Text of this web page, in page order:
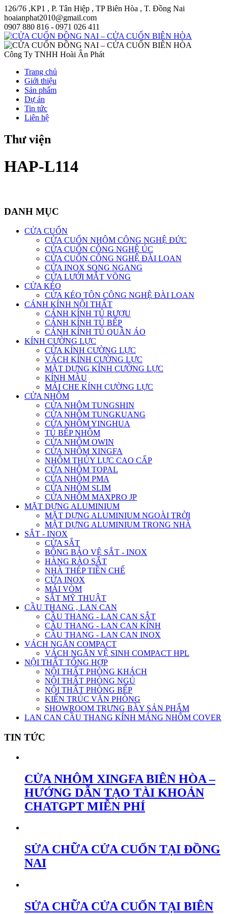
126/76 ,KP1 , P. Tân Hiệp , TP Biên Hòa , T. Đồng Nai
hoaianphat2010@gmail.com
0907 880 816 - 0971 026 411
Công Ty TNHH Hoài Ân Phát
Trang chủ
Giới thiệu
Sản phẩm
Dự án
Tin tức
Liên hệ
Thư viện
HAP-L114
DANH MỤC
CỬA CUỐN
CỬA CUỐN NHÔM CÔNG NGHỆ ĐỨC
CỬA CUỐN CÔNG NGHỆ ÚC
CỬA CUỐN CÔNG NGHỆ ĐÀI LOAN
CỬA INOX SONG NGANG
CỬA LƯỚI MẮT VÕNG
CỬA KÉO
CỬA KÉO TÔN CÔNG NGHỆ ĐÀI LOAN
CÁNH KÍNH NỘI THẤT
CÁNH KÍNH TỦ RƯỢU
CÁNH KÍNH TỦ BẾP
CÁNH KÍNH TỦ QUẦN ÁO
KÍNH CƯỜNG LỰC
CỬA KÍNH CƯỜNG LỰC
VÁCH KÍNH CƯỜNG LỰC
MẶT DỰNG KÍNH CƯỜNG LỰC
KÍNH MÀU
MÁI CHE KÍNH CƯỜNG LỰC
CỬA NHÔM
CỬA NHÔM TUNGSHIN
CỬA NHÔM TUNGKUANG
CỬA NHÔM YINGHUA
TỦ BẾP NHÔM
CỬA NHÔM OWIN
CỬA NHÔM XINGFA
NHÔM THỦY LỰC CAO CẤP
CỬA NHÔM TOPAL
CỬA NHÔM PMA
CỬA NHÔM SLIM
CỬA NHÔM MAXPRO JP
MẶT DỰNG ALUMINIUM
MẶT DỰNG ALUMINIUM NGOÀI TRỜI
MẶT DỰNG ALUMINIUM TRONG NHÀ
SẮT - INOX
CỬA SẮT
BÔNG BẢO VỆ SẮT - INOX
HÀNG RÀO SẮT
NHÀ THÉP TIỀN CHẾ
CỬA INOX
MÁI VÒM
SẮT MỸ THUẬT
CẦU THANG , LAN CAN
CẦU THANG - LAN CAN SẮT
CẦU THANG - LAN CAN KÍNH
CẦU THANG - LAN CAN INOX
VÁCH NGĂN COMPACT
VÁCH NGĂN VỆ SINH COMPACT HPL
NỘI THẤT TỔNG HỢP
NỘI THẤT PHÒNG KHÁCH
NỘI THẤT PHÒNG NGỦ
NỘI THẤT PHÒNG BẾP
KIẾN TRÚC VĂN PHÒNG
SHOWROOM TRƯNG BÀY SẢN PHẨM
LAN CAN CẦU THANG KÍNH MÁNG NHÔM COVER
TIN TỨC
CỬA NHÔM XINGFA BIÊN HÒA –
HƯỚNG DẪN TẠO TÀI KHOẢN
CHATGPT MIỄN PHÍ
SỬA CHỮA CỬA CUỐN TẠI ĐỒNG
NAI
SỬA CHỮA CỬA CUỐN TẠI BIÊN